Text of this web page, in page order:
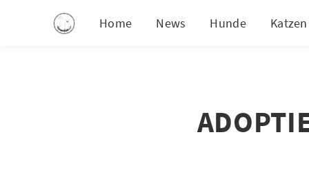
Home News Hunde Katzen